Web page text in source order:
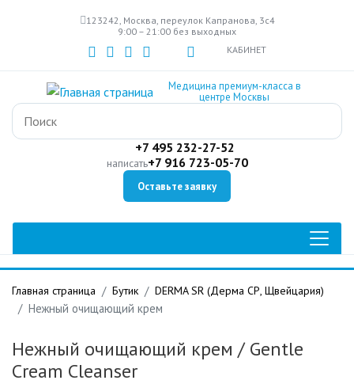
к
основному
содержанию
123242, Москва, переулок Капранова, 3с4
9:00 – 21:00 без выходных
КАБИНЕТ
Медицина премиум-класса в
центре Москвы
+7 495 232-27-52
написать+7 916 723-05-70
Оставьте заявку
Главная страница Бутик DERMA SR (Дерма СР, Щвейцария)
Нежный очищающий крем
Нежный очищающий крем / Gentle
Cream Cleanser